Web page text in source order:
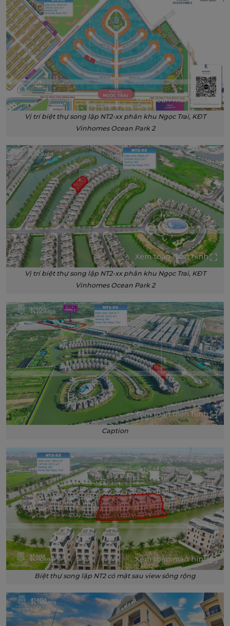
Xem toàn màn hình
Vị trí biệt thự song lập NT2-xx phân khu Ngọc Trai, KĐT
Vinhomes Ocean Park 2
Xem toàn màn hình
Vị trí biệt thự song lập NT2-xx phân khu Ngọc Trai, KĐT
Vinhomes Ocean Park 2
Xem toàn màn hình
Caption
Xem toàn màn hình
Biệt thự song lập NT2 có mặt sau view sông rộng